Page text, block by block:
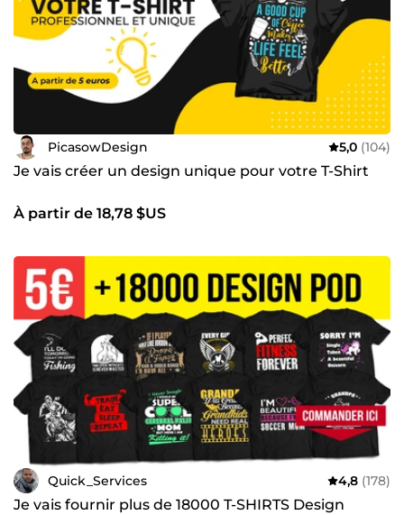
PicasowDesign 5,0 (104)
Je vais créer un design unique pour votre T-Shirt
À partir de 18,78 $US
Quick_Services 4,8 (178)
Je vais fournir plus de 18000 T-SHIRTS Design